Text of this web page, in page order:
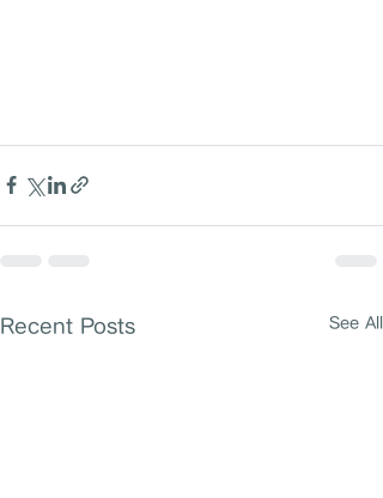
Recent Posts See All